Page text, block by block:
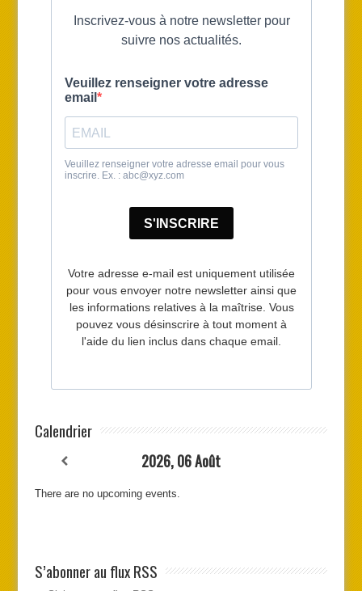
Calendrier
2026, 06 Août
There are no upcoming events.
S’abonner au flux RSS